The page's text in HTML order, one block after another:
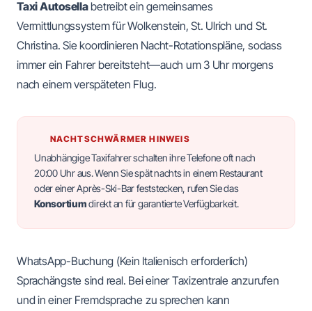
Taxi Autosellabetreibt ein gemeinsames
Vermittlungssystem für Wolkenstein, St. Ulrich und St.
Christina. Sie koordinieren Nacht-Rotationspläne, sodass
immer ein Fahrer bereitsteht—auch um 3 Uhr morgens
nach einem verspäteten Flug.
NACHTSCHWÄRMER HINWEIS
Unabhängige Taxifahrer schalten ihre Telefone oft nach
20:00 Uhr aus. Wenn Sie spät nachts in einem Restaurant
oder einer Après-Ski-Bar feststecken, rufen Sie das
Konsortiumdirekt an für garantierte Verfügbarkeit.
WhatsApp-Buchung (Kein Italienisch erforderlich)
Sprachängste sind real. Bei einer Taxizentrale anzurufen
und in einer Fremdsprache zu sprechen kann